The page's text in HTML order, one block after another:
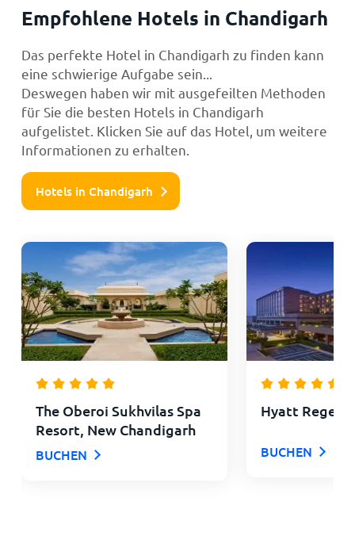
Empfohlene Hotels in Chandigarh
Das perfekte Hotel in Chandigarh zu finden kann
eine schwierige Aufgabe sein...
Deswegen haben wir mit ausgefeilten Methoden
für Sie die besten Hotels in Chandigarh
aufgelistet. Klicken Sie auf das Hotel, um weitere
Informationen zu erhalten.
Hotels in Chandigarh
The Oberoi Sukhvilas Spa
Resort, New Chandigarh
BUCHEN
Hyatt
BUCHEN